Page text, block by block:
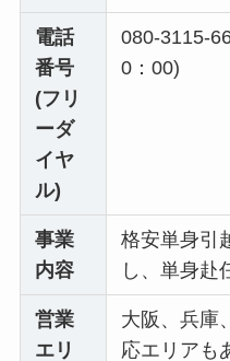
電話
番号
(フリ
ーダ
イヤ
ル)
080-3115-
0：00)
事業
内容
格安単身引
し、単身赴
営業
エリ
大阪、兵庫
応エリアも